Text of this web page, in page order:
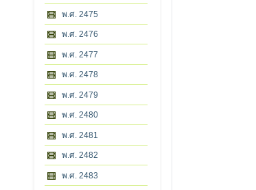
พ.ศ. 2475
พ.ศ. 2476
พ.ศ. 2477
พ.ศ. 2478
พ.ศ. 2479
พ.ศ. 2480
พ.ศ. 2481
พ.ศ. 2482
พ.ศ. 2483